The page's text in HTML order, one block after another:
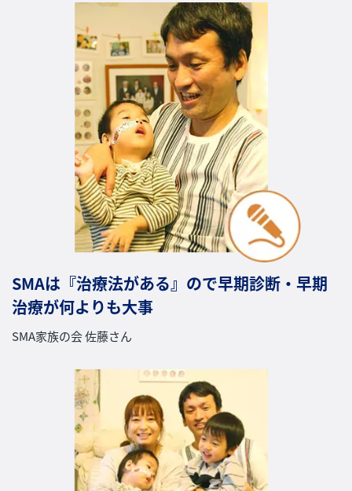
SMAは『治療法がある』ので早期診断・早期
治療が何よりも大事
SMA家族の会 佐藤さん